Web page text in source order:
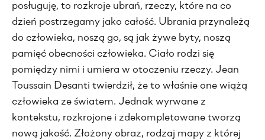
posługuję, to rozkroje ubrań, rzeczy, które na co
dzień postrzegamy jako całość. Ubrania przynależą
do człowieka, noszą go, są jak żywe byty, noszą
pamięć obecności człowieka. Ciało rodzi się
pomiędzy nimi i umiera w otoczeniu rzeczy. Jean
Toussain Desanti twierdził, że to właśnie one wiążą
człowieka ze światem. Jednak wyrwane z
kontekstu, rozkrojone i zdekompletowane tworzą
nową jakość. Złożony obraz, rodzaj mapy z której